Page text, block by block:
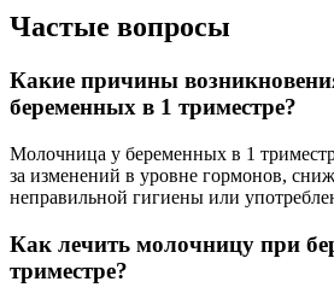
Частые вопросы
Какие причины
беременных в 1 триместре?
Молочница у беременных в 1
за изменений в уровне гормонов,
неправильной гигиены или
Как лечить молочницу при
триместре?